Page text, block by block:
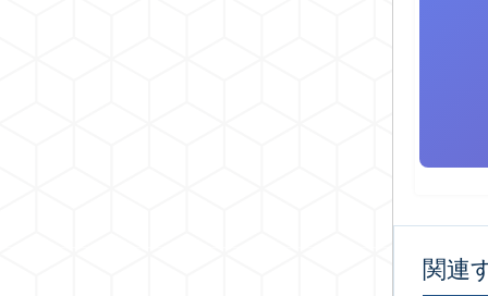
関連